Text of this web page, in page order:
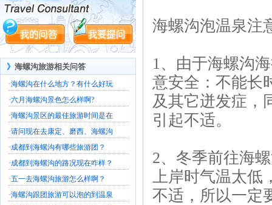
》 海螺沟旅游相关问答
·海螺沟在什么地方？有什么好玩
·六月海螺沟景色怎么样啊?
·海螺沟景区的最佳旅游时间是在
·请问现在去康定、磨西、海螺沟
·成都到海螺沟有哪些旅游团？
·成都到海螺沟的路况现在咋样？
·五一去海螺沟旅游怎么样啊？
·海螺沟跟团旅游可以泡的到温泉
海螺沟泡温泉注
1、由于海螺沟
意安全：不能长
及其它迸发症，
引起不适。
2、冬季前往海
上岸时气温太低
不适，所以一定